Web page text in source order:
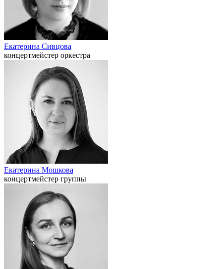
Екатерина Сивцова
концертмейстер оркестра
Екатерина Мошкова
концертмейстер группы